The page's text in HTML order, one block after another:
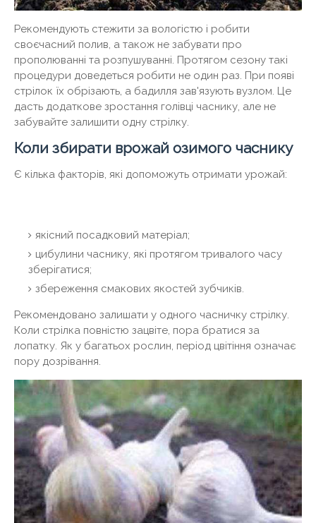
Рекомендують стежити за вологістю і робити
своєчасний полив, а також не забувати про
прополюванні та розпушуванні. Протягом сезону такі
процедури доведеться робити не один раз. При появі
стрілок їх обрізають, а бадилля зав'язують вузлом. Це
дасть додаткове зростання голівці часнику, але не
забувайте залишити одну стрілку.
Коли збирати врожай озимого часнику
Є кілька факторів, які допоможуть отримати урожай:
якісний посадковий матеріал;
цибулини часнику, які протягом тривалого часу
зберігатися;
збереження смакових якостей зубчиків.
Рекомендовано залишати у одного часничку стрілку.
Коли стрілка повністю зацвіте, пора братися за
лопатку. Як у багатьох рослин, період цвітіння означає
пору дозрівання.